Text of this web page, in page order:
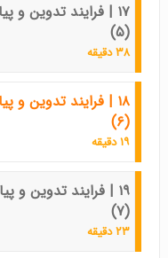
۱۷ | فرایند تدوین
(۵)
۳۸ دقیقه
۱۸ | فرایند تدوین
(۶)
۱۹ دقیقه
۱۹ | فرایند تدوین
(۷)
۲۳ دقیقه